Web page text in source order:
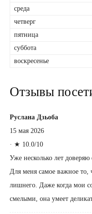
среда
четверг
пятница
суббота
воскресенье
Отзывы
Руслана Дзьоба
15 мая 2026
· ★ 10.0/10
Уже несколько лет
Для меня самое важное то,
лишнего. Даже когда мои
смелыми, она умеет